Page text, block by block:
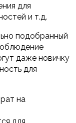
для
и т.д.
подобранный
даже новичку
для
на